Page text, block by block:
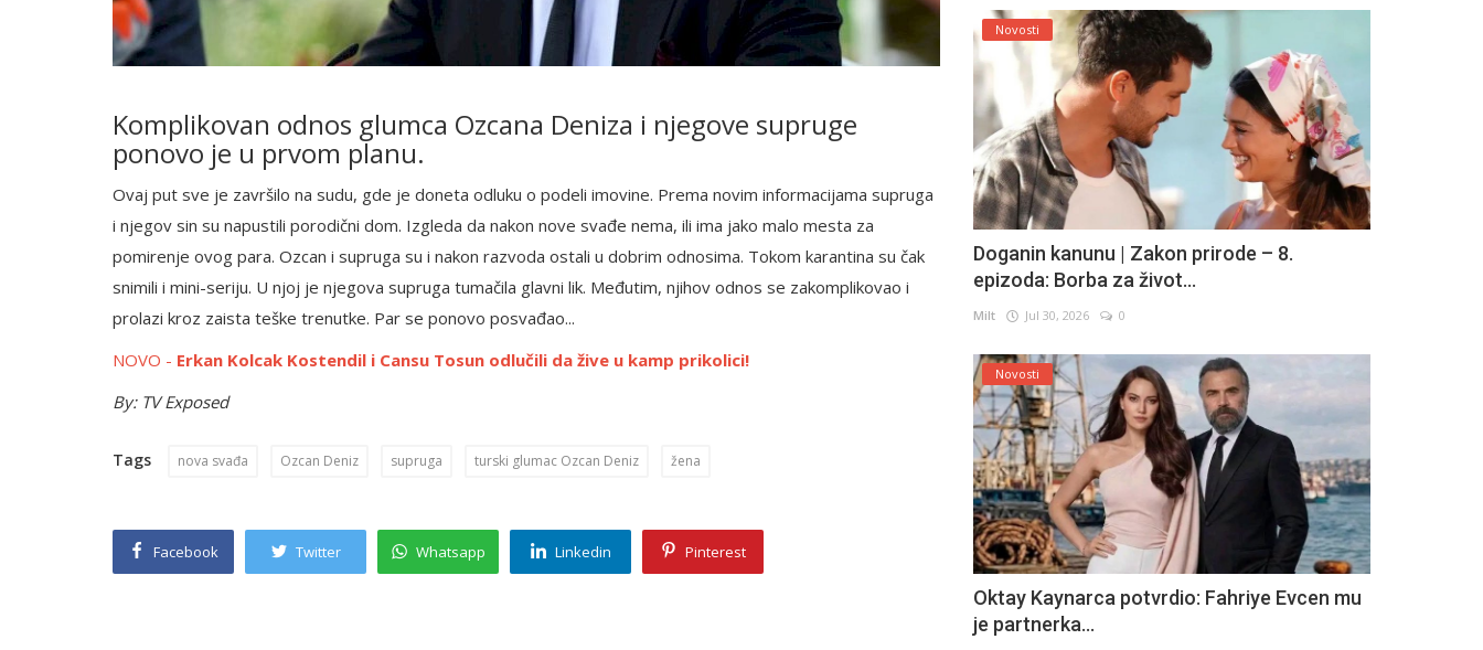
Komplikovan odnos glumca Ozcana Deniza i njegove supruge
ponovo je u prvom planu.
Ovaj put sve je završilo na sudu, gde je doneta odluku o podeli imovine. Prema novim informacijama supruga
i njegov sin su napustili porodični dom. Izgleda da nakon nove svađe nema, ili ima jako malo mesta za
pomirenje ovog para. Ozcan i supruga su i nakon razvoda ostali u dobrim odnosima. Tokom karantina su čak
snimili i mini-seriju. U njoj je njegova supruga tumačila glavni lik. Međutim, njihov odnos se zakomplikovao i
prolazi kroz zaista teške trenutke. Par se ponovo posvađao...
NOVO - Erkan Kolcak Kostendil i Cansu Tosun odlučili da žive u kamp prikolici!
By: TV Exposed
Tags nova svađa Ozcan Deniz supruga turski glumac Ozcan Deniz žena
Facebook Twitter Whatsapp Linkedin Pinterest
Novosti
Doganin kanunu | Zakon prirode – 8.
epizoda: Borba za život...
Milt Jul 30, 2026 0
Novosti
Oktay Kaynarca potvrdio: Fahriye Evcen mu
je partnerka...